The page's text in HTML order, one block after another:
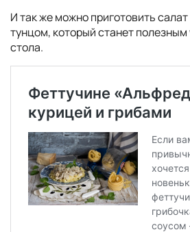
И так же можно приготовить
тунцом, который станет
стола.